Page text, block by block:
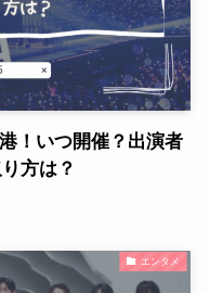
！いつ開催？出演者
方は？
エンタメ